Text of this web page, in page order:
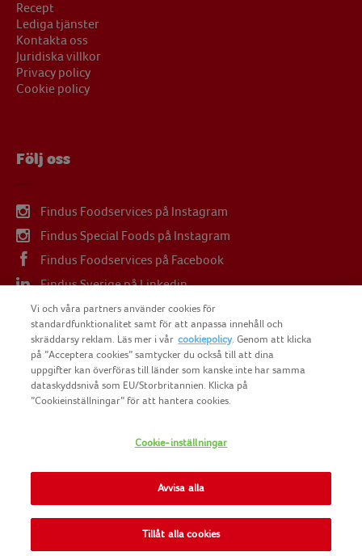
Recept
Lediga tjänster
Kontakta oss
Juridiska villkor
Privacy policy
Cookie policy
Följ oss
Findus Foodservices på Instagram
Findus Special Foods på Instagram
Findus Foodservices på Facebook
Findus Sverige på Linkedin
Findus Sverige på Youtube
COPYRIGHT FINDUS SVERIGE AB 2025
FINDUS
NOMAD FOODS
Vi och våra partners använder cookies för
standardfunktionalitet samt för att anpassa innehåll och
skräddarsy reklam. Läs mer i vår cookiepolicy. Genom att klicka
på ”Acceptera cookies” samtycker du också till att dina
uppgifter kan överföras till länder som kanske inte har samma
dataskyddsnivå som EU/Storbritannien. Klicka på
”Cookieinställningar” för att hantera cookies.
Cookie-inställningar
Avvisa alla
Tillåt alla cookies